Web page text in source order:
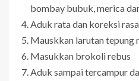
bombay bubuk, merica
Aduk rata dan koreksi rasa
Mauskkan larutan tepung
Masukkan brokoli rebus
Aduk sampai tercampur